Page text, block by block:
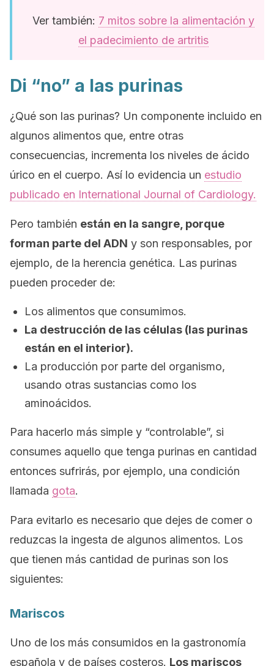
Ver también: 7 mitos sobre la alimentación y
el padecimiento de artritis
Di “no” a las purinas
¿Qué son las purinas? Un componente incluido en
algunos alimentos que, entre otras
consecuencias, incrementa los niveles de ácido
úrico en el cuerpo. Así lo evidencia un estudio
publicado en International Journal of Cardiology.
Pero también están en la sangre, porque
forman parte del ADN y son responsables, por
ejemplo, de la herencia genética. Las purinas
pueden proceder de:
Los alimentos que consumimos.
La destrucción de las células (las purinas
están en el interior).
La producción por parte del organismo,
usando otras sustancias como los
aminoácidos.
Para hacerlo más simple y “controlable”, si
consumes aquello que tenga purinas en cantidad
entonces sufrirás, por ejemplo, una condición
llamada gota.
Para evitarlo es necesario que dejes de comer o
reduzcas la ingesta de algunos alimentos. Los
que tienen más cantidad de purinas son los
siguientes:
Mariscos
Uno de los más consumidos en la gastronomía
española y de países costeros. Los mariscos